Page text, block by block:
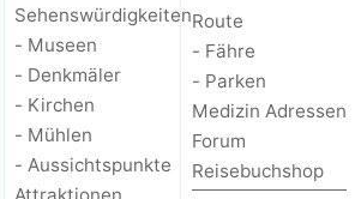
Sehenswürdigkeiten
- Museen
- Denkmäler
- Kirchen
- Mühlen
- Aussichtspunkte
Route
- Fähre
- Parken
Medizin Adressen
Forum
Reisebuchshop